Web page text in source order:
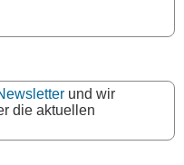
und wir
die aktuellen